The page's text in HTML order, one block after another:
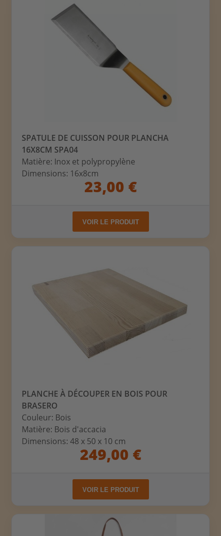
SPATULE DE CUISSON POUR PLANCHA
16X8CM SPA04
Matière: Inox et polypropylène
Dimensions: 16x8cm
23,00 €
VOIR LE PRODUIT
PLANCHE À DÉCOUPER EN BOIS POUR
BRASERO
Couleur: Bois
Matière: Bois d'accacia
Dimensions: 48 x 50 x 10 cm
249,00 €
VOIR LE PRODUIT